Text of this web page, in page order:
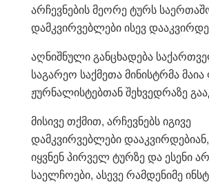
არჩევნების მეორე ტურს
დამკვირვებლები ისევ
აღნიშნული განცხადება
საგარეო საქმეთა მინისტრმა მაია
ჟურნალისტებთან შეხვედრაზე
მისივე თქმით, არჩევნებს იგივე
დამკვირვებლები
იყვნენ პირველ ტურზე და ესენი
საელჩოები, ასევე რამდენიმე